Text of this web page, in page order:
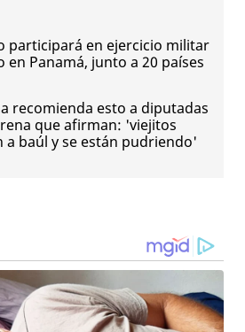
participará en ejercicio militar
en Panamá, junto a 20 países
recomienda esto a diputadas
que afirman: 'viejitos
a baúl y se están pudriendo'